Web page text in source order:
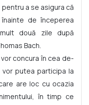
a se asigura că
de începerea
două zile după
Bach.
concura în cea de-
vor putea participa la
are loc cu ocazia
în timp ce